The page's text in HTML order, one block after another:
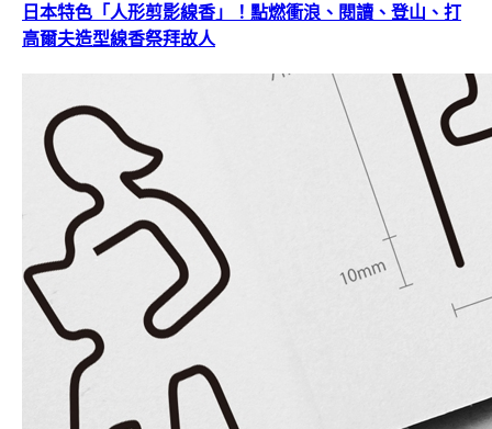
日本特色「人形剪影線香」！點燃衝浪、閱讀、登山、打
高爾夫造型線香祭拜故人